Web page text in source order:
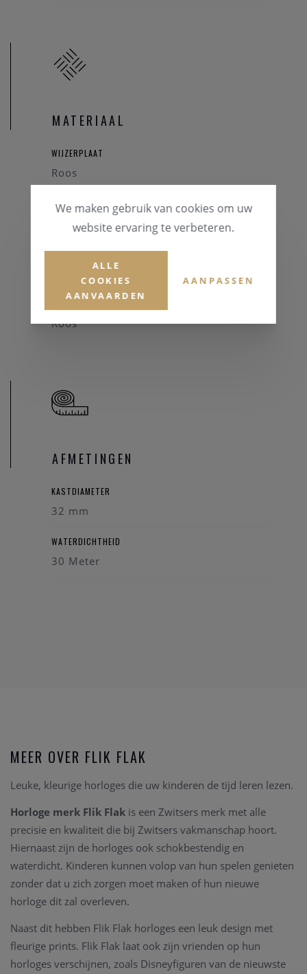
MATERIAAL
WIJZERPLAAT
Roos
HORLOGEKAST
Kunststof
HORLOGEBAND
Roos
AFMETINGEN
KASTDIAMETER
32 mm
WATERDICHTHEID
30 Meter
MEER OVER FLIK FLAK
Leuke, kleurige horloges die uw kinderen de tijd leren lezen.
Horloge merk Flik Flak is een Zwitsers merk met alle
precisie en kwaliteit die bij Zwitsers vakmanschap hoort.
Hiernaast zijn de horloges ook schokbestendig en
waterdicht. Kinderen kunnen volop van hun spelen genieten
zonder dat u zich zorgen moet maken of hun nieuwe
horloge dit zal overleven.
Naast dit hebben Flik Flak horloges een leuk design met
fleurige prints. Flik Flak laat ook zijn vrienden op hun
horloges verschijnen, zoals Disneyfiguren van de nieuwste
We maken gebruik van cookies om uw
website ervaring te verbeteren.
ALLE
COOKIES
AANVAARDEN
AANPASSEN